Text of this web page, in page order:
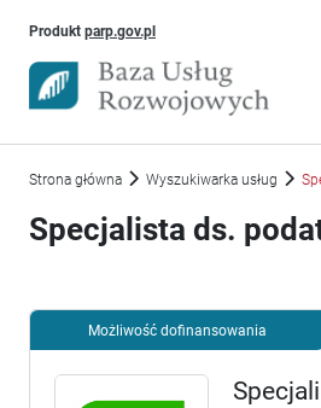
Produkt parp.gov.plUwaga, link otworzy się w
Strona główna Wyszukiwarka usług
Specjalista ds.
Możliwość dofinansowania